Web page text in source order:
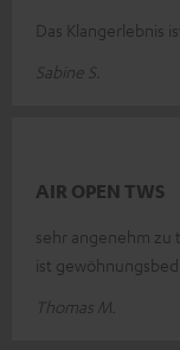
Das Klangerlebnis
Sabine S.
AIR OPEN TWS
sehr angenehm zu
ist
Thomas M.